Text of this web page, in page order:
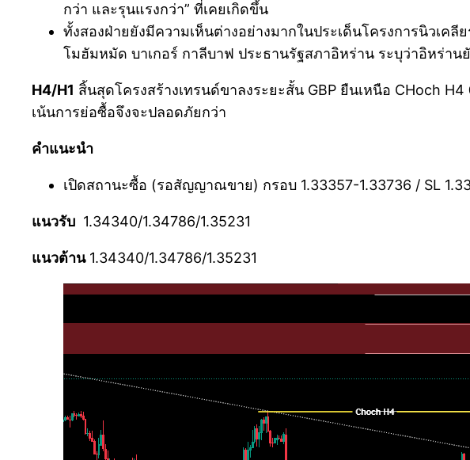
กว่า และรุนแรงกว่า” ที่เคยเกิดขึ้น
ทั้งสองฝ่ายยังมีความเห็นต่างอย่างมากในประเด็นโครงการนิวเค
โมฮัมหมัด บาเกอร์ กาลีบาฟ ประธานรัฐสภาอิหร่าน ระบุว่าอิหร่า
H4/H1 สิ้นสุดโครงสร้างเทรนด์ขาลงระยะสั้น GBP ยืนเหนือ CHoch
เน้นการย่อซื้อจึงจะปลอดภัยกว่า
คำแนะนำ
เปิดสถานะซื้อ (รอสัญญาณขาย) กรอบ 1.33357-1.33736 / SL
แนวรับ 1.34340/1.34786/1.35231
แนวต้าน1.34340/1.34786/1.35231